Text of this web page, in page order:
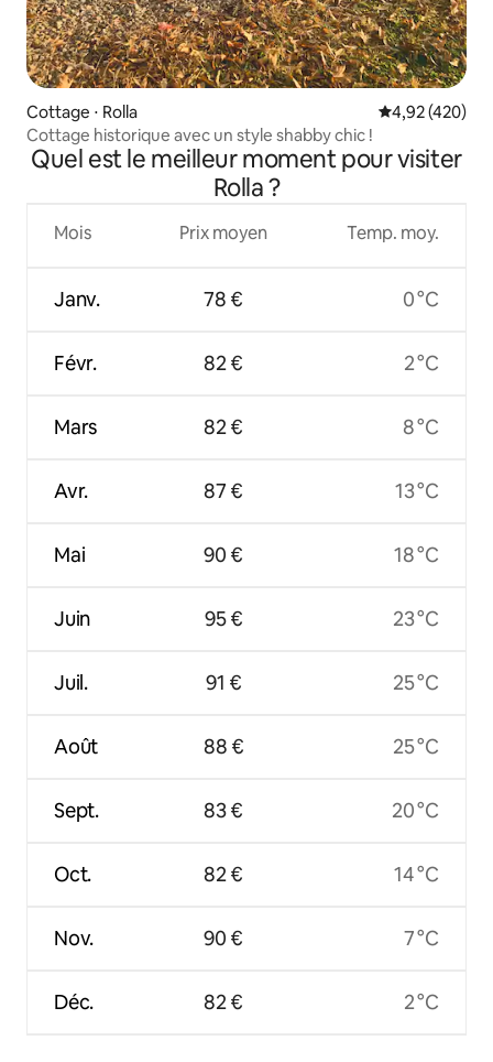
Cottage ⋅ Rolla Évaluation
4,92 (420)
Cottage historique avec un style shabby chic !
Quel est le meilleur moment pour visiter
Rolla ?
Mois
Janv.
Févr.
Mars
Avr.
Mai
Juin
Juil.
Août
Sept.
Oct.
Nov.
Déc.
Prix moyen
78 €
82 €
82 €
87 €
90 €
95 €
91 €
88 €
83 €
82 €
90 €
82 €
Temp. moy.
0 °C
2 °C
8 °C
13 °C
18 °C
23 °C
25 °C
25 °C
20 °C
14 °C
7 °C
2 °C